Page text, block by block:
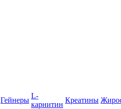
Гейнеры
L-
карнитин
Креатины